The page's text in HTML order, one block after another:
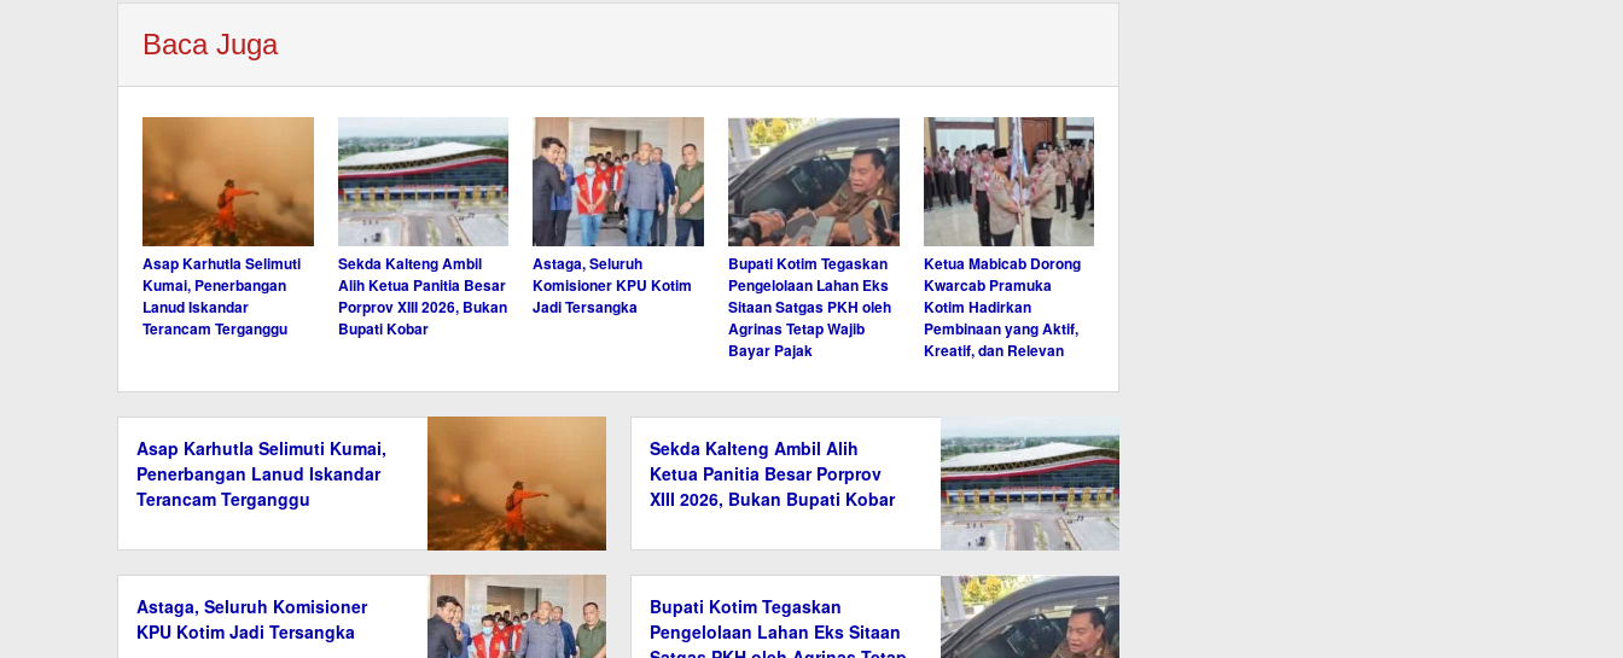
Baca Juga
Asap Karhutla Selimuti
Kumai, Penerbangan
Lanud Iskandar
Terancam Terganggu
Sekda Kalteng Ambil
Alih Ketua Panitia Besar
Porprov XIII 2026, Bukan
Bupati Kobar
Astaga, Seluruh
Komisioner KPU Kotim
Jadi Tersangka
Bupati Kotim Tegaskan
Pengelolaan Lahan Eks
Sitaan Satgas PKH oleh
Agrinas Tetap Wajib
Bayar Pajak
Ketua Mabicab Dorong
Kwarcab Pramuka
Kotim Hadirkan
Pembinaan yang Aktif,
Kreatif, dan Relevan
Asap Karhutla Selimuti Kumai,
Penerbangan Lanud Iskandar
Terancam Terganggu
Sekda Kalteng Ambil Alih
Ketua Panitia Besar Porprov
XIII 2026, Bukan Bupati Kobar
Astaga, Seluruh Komisioner
KPU Kotim Jadi Tersangka
Bupati Kotim Tegaskan
Pengelolaan Lahan Eks Sitaan